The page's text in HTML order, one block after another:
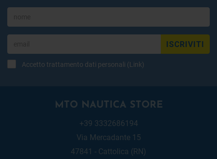
ISCRIVITI
Accetto trattamento dati personali (Link)
MTO NAUTICA STORE
+39 3332686194
Via Mercadante 15
47841 - Cattolica (RN)